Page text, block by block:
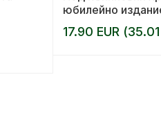
юбилейно
17.90 EUR